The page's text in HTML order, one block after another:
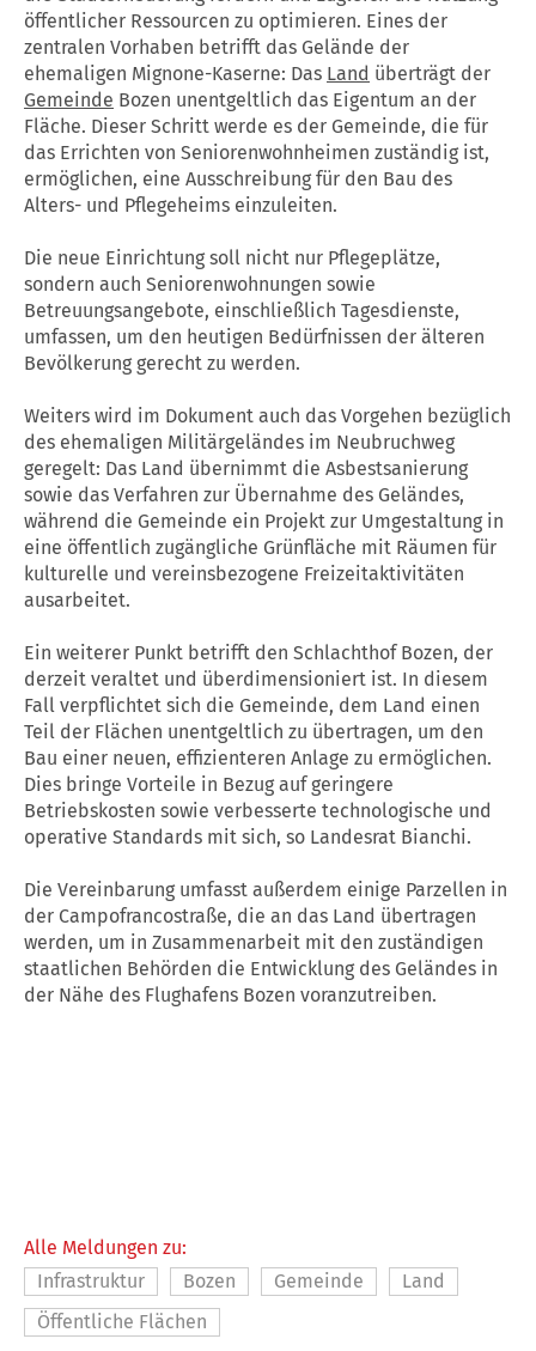
öffentlicher Ressourcen zu optimieren. Eines der
zentralen Vorhaben betrifft das Gelände der
ehemaligen Mignone-Kaserne: Das Land überträgt der
Gemeinde Bozen unentgeltlich das Eigentum an der
Fläche. Dieser Schritt werde es der Gemeinde, die für
das Errichten von Seniorenwohnheimen zuständig ist,
ermöglichen, eine Ausschreibung für den Bau des
Alters- und Pflegeheims einzuleiten.
Die neue Einrichtung soll nicht nur Pflegeplätze,
sondern auch Seniorenwohnungen sowie
Betreuungsangebote, einschließlich Tagesdienste,
umfassen, um den heutigen Bedürfnissen der älteren
Bevölkerung gerecht zu werden.
Weiters wird im Dokument auch das Vorgehen bezüglich
des ehemaligen Militärgeländes im Neubruchweg
geregelt: Das Land übernimmt die Asbestsanierung
sowie das Verfahren zur Übernahme des Geländes,
während die Gemeinde ein Projekt zur Umgestaltung in
eine öffentlich zugängliche Grünfläche mit Räumen für
kulturelle und vereinsbezogene Freizeitaktivitäten
ausarbeitet.
Ein weiterer Punkt betrifft den Schlachthof Bozen, der
derzeit veraltet und überdimensioniert ist. In diesem
Fall verpflichtet sich die Gemeinde, dem Land einen
Teil der Flächen unentgeltlich zu übertragen, um den
Bau einer neuen, effizienteren Anlage zu ermöglichen.
Dies bringe Vorteile in Bezug auf geringere
Betriebskosten sowie verbesserte technologische und
operative Standards mit sich, so Landesrat Bianchi.
Die Vereinbarung umfasst außerdem einige Parzellen in
der Campofrancostraße, die an das Land übertragen
werden, um in Zusammenarbeit mit den zuständigen
staatlichen Behörden die Entwicklung des Geländes in
der Nähe des Flughafens Bozen voranzutreiben.
Alle Meldungen zu:
Infrastruktur
Bozen Gemeinde
Land
Öffentliche Flächen